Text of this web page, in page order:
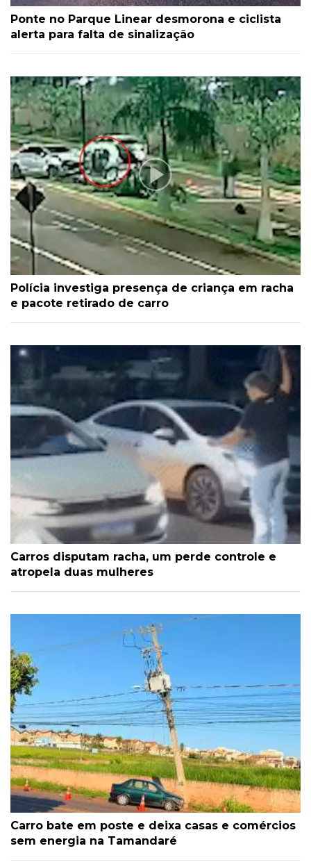
Ponte no Parque Linear desmorona e ciclista
alerta para falta de sinalização
Polícia investiga presença de criança em racha
e pacote retirado de carro
Carros disputam racha, um perde controle e
atropela duas mulheres
Carro bate em poste e deixa casas e comércios
sem energia na Tamandaré